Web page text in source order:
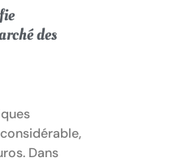
des
Dans